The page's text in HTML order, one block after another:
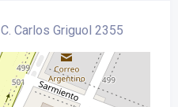
C. Carlos Griguol 2355